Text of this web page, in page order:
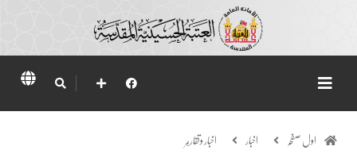
اول صفحہ اخبار اخبار وتقارير